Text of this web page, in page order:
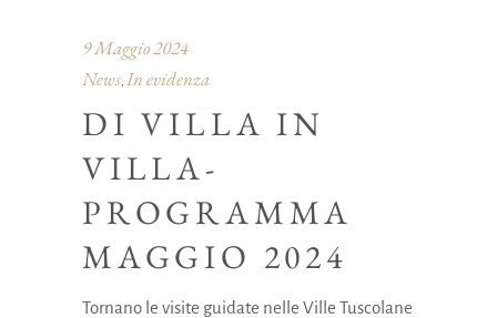
9 Maggio 2024
News In evidenza
DI VILLA IN
VILLA-
PROGRAMMA
MAGGIO 2024
Tornano le visite guidate nelle Ville Tuscolane